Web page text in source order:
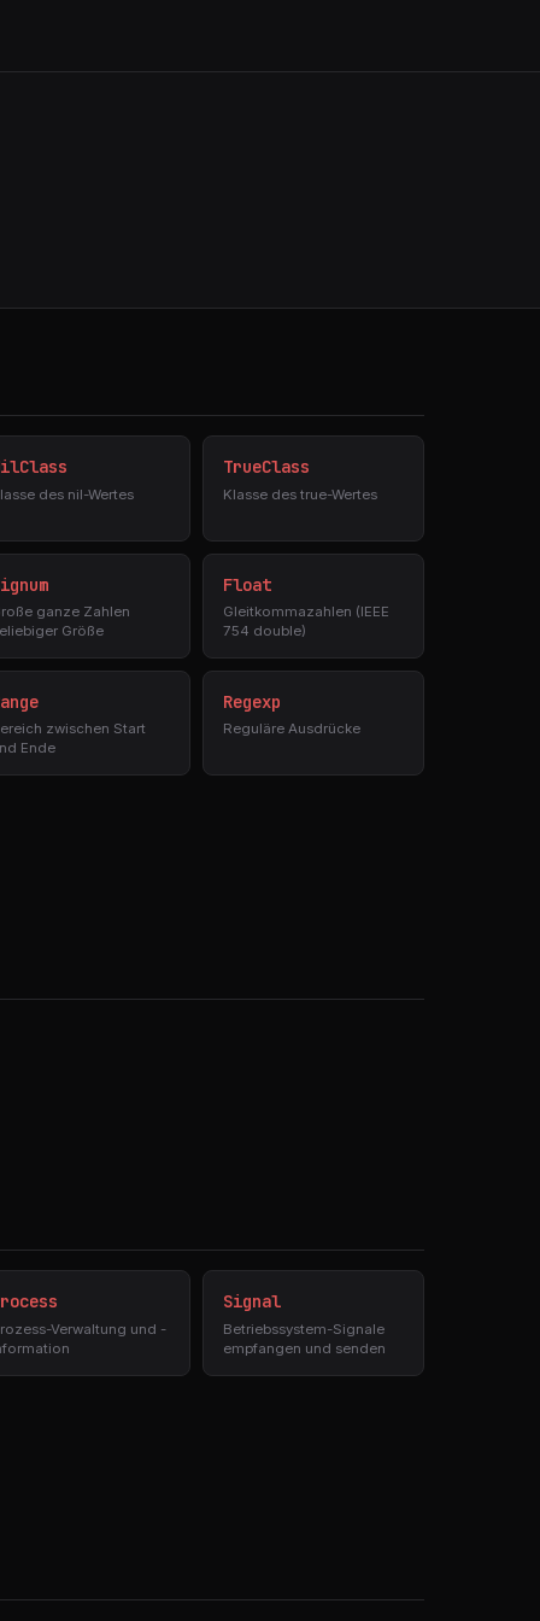
des nil-Wertes
TrueClass
Klasse des true-Wertes
ganze Zahlen
Größe
Float
Gleitkommazahlen (IEEE
754 double)
zwischen Start
Ende
Regexp
Reguläre Ausdrücke
Verwaltung und -
Signal
Betriebssystem-Signale
empfangen und senden